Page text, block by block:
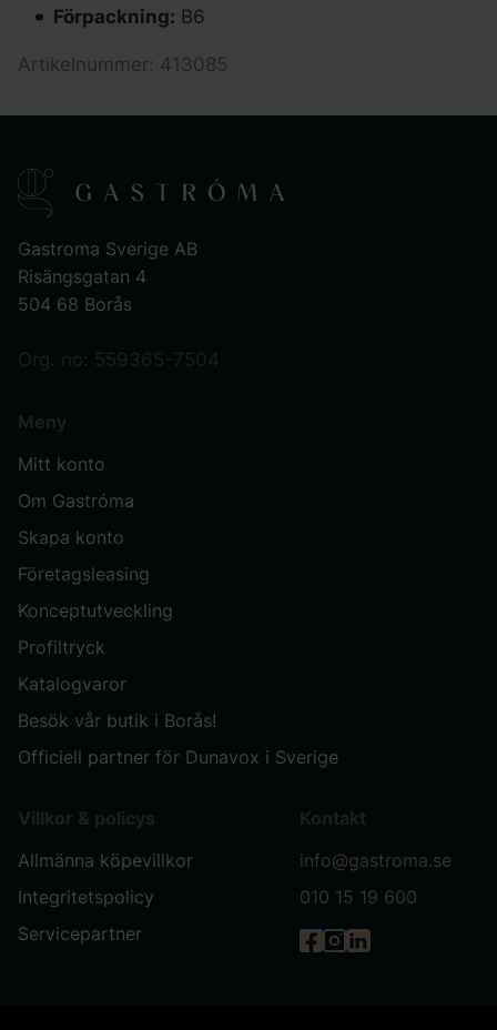
Förpackning: B6
Artikelnummer: 413085
Gastroma Sverige AB
Risängsgatan 4
504 68 Borås
Org. no: 559365-7504
Meny
Mitt konto
Om Gastróma
Skapa konto
Företagsleasing
Konceptutveckling
Profiltryck
Katalogvaror
Besök vår butik i Borås!
Officiell partner för Dunavox i Sverige
Villkor & policys
Allmänna köpevillkor
Integritetspolicy
Servicepartner
Kontakt
info@gastroma.se
010 15 19 600
Gastróma på Facebook
Gastróma på
Gastróma på